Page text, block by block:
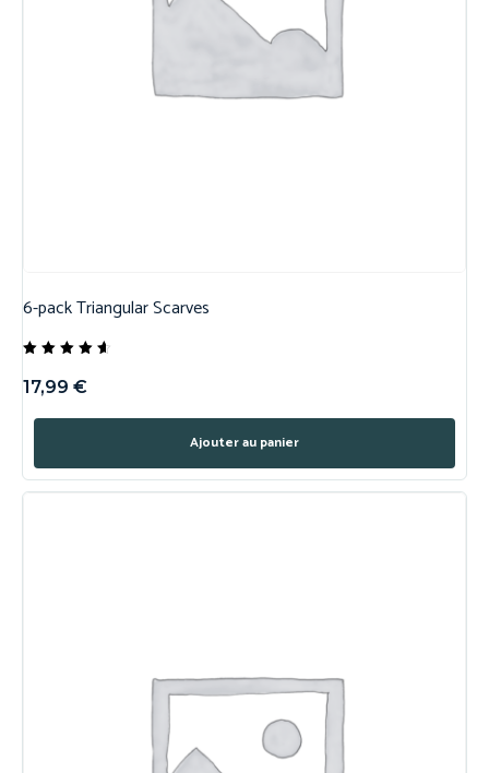
6-pack Triangular Scarves
4.50
sur 5
17,99 €
Ajouter au panier